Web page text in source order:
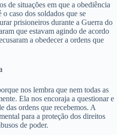
de situações em que a obediência
caso dos soldados que se
prisioneiros durante a Guerra do
que estavam agindo de acordo
a obedecer a ordens que
nos lembra que nem todas as
Ela nos encoraja a questionar e
das ordens que recebemos. A
para a proteção dos direitos
de poder.